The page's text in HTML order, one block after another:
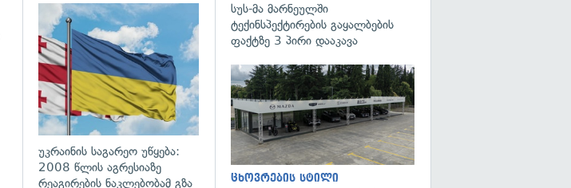
გადახედვა
უკრაინის საგარეო უწყება:
2008 წლის აგრესიაზე
რეაგირების ნაკლებობამ გზა
სუს-მა მარნეულში
ტექინსპექტირების გაყალბების
ფაქტზე 3 პირი დააკავა
ცხოვრების სტილი